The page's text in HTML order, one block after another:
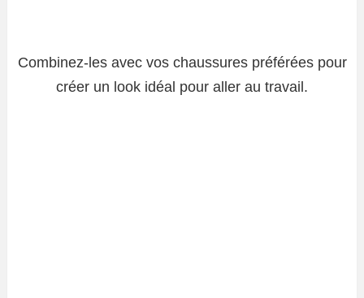
Combinez-les avec vos chaussures préférées pour
créer un look idéal pour aller au travail.